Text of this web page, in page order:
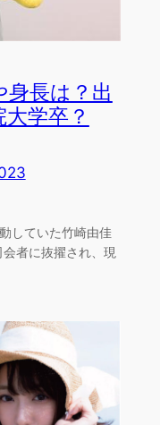
長は？出
学卒？
していた竹崎由佳
者に抜擢され、現